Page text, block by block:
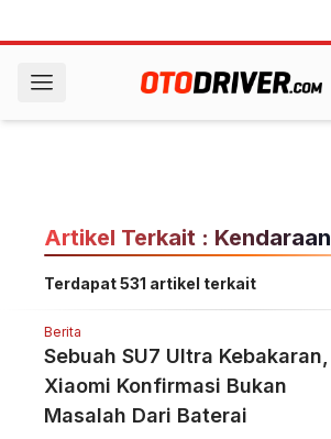
Artikel Terkait : Kendaraan
Terdapat 531 artikel terkait
Berita
Sebuah SU7 Ultra Kebakaran,
Xiaomi Konfirmasi Bukan
Masalah Dari Baterai